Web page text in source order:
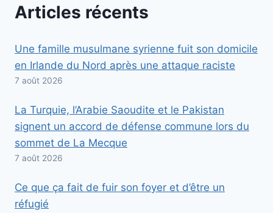
Articles récents
Une famille musulmane syrienne fuit son domicile
en Irlande du Nord après une attaque raciste
7 août 2026
La Turquie, l’Arabie Saoudite et le Pakistan
signent un accord de défense commune lors du
sommet de La Mecque
7 août 2026
Ce que ça fait de fuir son foyer et d’être un
réfugié